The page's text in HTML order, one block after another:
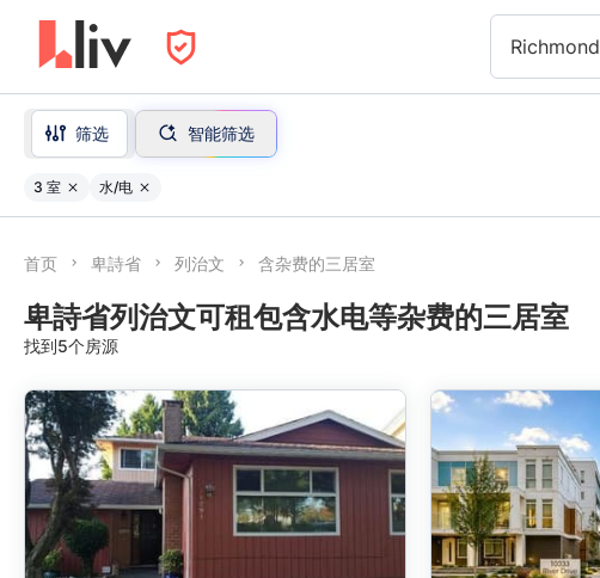
Richmond
筛选 智能筛选
3 室 水/电
首页 卑詩省 列治文 含杂费的三居室
卑詩省列治文可租包含水电等杂费的三居室
找到5个房源